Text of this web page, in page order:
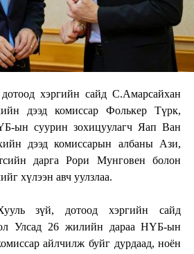
хэргийн сайд С.Амарсайхан
дээд комиссар Фолькер Түрк,
ын суурин зохицуулагч Яап Ван
дээд комиссарын албаны Ази,
дарга Рори Мунговен болон
хүлээн авч уулзлаа.
зүй, дотоод хэргийн сайд
Улсад 26 жилийн дараа НҮБ-ын
айлчилж буйг дурдаад, ноён